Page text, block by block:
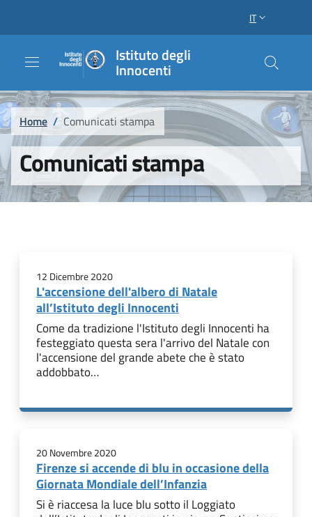
SELETTORE
IT
Istituto degli
Innocenti
Briciole di pane
Home / Comunicati stampa
Comunicati stampa
12 Dicembre 2020
L'accensione dell'albero di Natale
all’Istituto degli Innocenti
Come da tradizione l'Istituto degli Innocenti ha
festeggiato questa sera l'arrivo del Natale con
l'accensione del grande abete che è stato
addobbato…
20 Novembre 2020
Firenze si accende di blu in occasione della
Giornata Mondiale dell’Infanzia
Si è riaccesa la luce blu sotto il Loggiato